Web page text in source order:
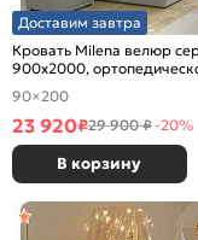
Доставим завтра
Кровать Milena велюр
900x2000,
основание, изголовье
90×200
23 920₽29 900 ₽-20%
В корзину